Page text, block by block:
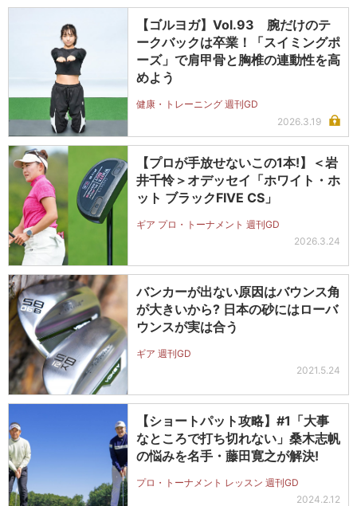
【ゴルヨガ】Vol.93 腕だけのテ
ークバックは卒業！「スイミングポ
ーズ」で肩甲骨と胸椎の連動性を高
めよう
健康・トレーニング 週刊GD
2026.3.19
【プロが手放せないこの1本!】＜岩
井千怜＞オデッセイ「ホワイト・ホ
ット ブラックFIVE CS」
ギア プロ・トーナメント 週刊GD
2026.3.24
バンカーが出ない原因はバウンス角
が大きいから? 日本の砂にはローバ
ウンスが実は合う
ギア 週刊GD
2021.5.24
【ショートパット攻略】#1「大事
なところで打ち切れない」桑木志帆
の悩みを名手・藤田寛之が解決!
プロ・トーナメント レッスン 週刊GD
2024.2.12